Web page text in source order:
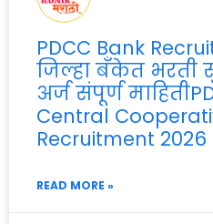
PDCC Bank
जिल्हा बँकेत भरती
अर्ज संपूर्ण
Central
Recruitment 2026
READ MORE »